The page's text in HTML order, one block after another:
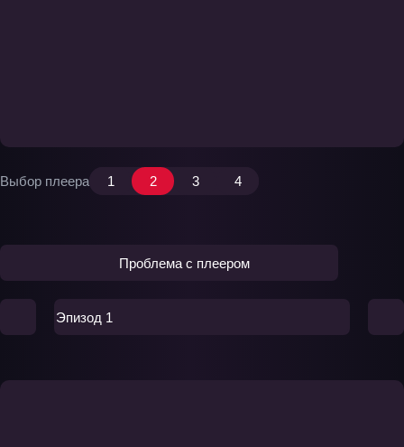
Выбор плеера 1 2 3 4
Проблема с плеером
Эпизод 1